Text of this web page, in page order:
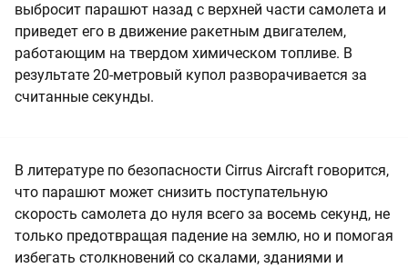
выбросит парашют назад с верхней части самолета и
приведет его в движение ракетным двигателем,
работающим на твердом химическом топливе. В
результате 20-метровый купол разворачивается за
считанные секунды.
В литературе по безопасности Cirrus Aircraft говорится,
что парашют может снизить поступательную
скорость самолета до нуля всего за восемь секунд, не
только предотвращая падение на землю, но и помогая
избегать столкновений со скалами, зданиями и